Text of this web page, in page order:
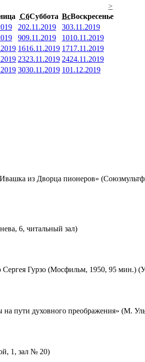
>
СбСуббота ВсВоскресенье
202.11.2019 303.11.2019
909.11.2019 1010.11.2019
1616.11.2019 1717.11.2019
2323.11.2019 2424.11.2019
3030.11.2019 101.12.2019
из Дворца пионеров»
6, читальный зал)
Гурзо (Мосфильм, 1950, 95 мин.)
пути духовного преображения» (М.
1, зал № 20)